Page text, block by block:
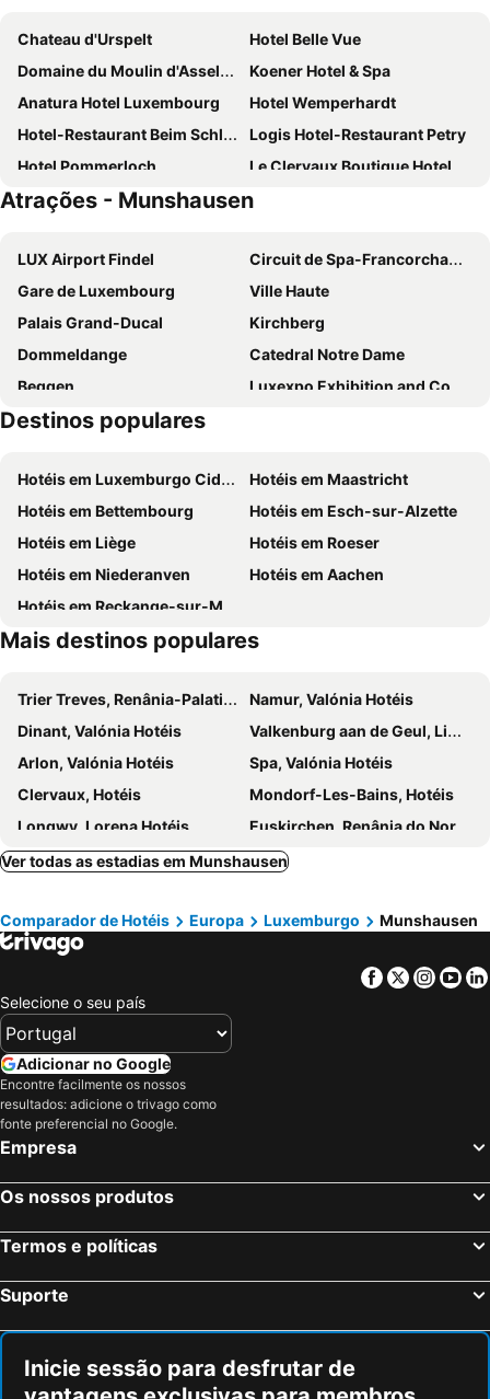
Chateau d'Urspelt
Hotel Belle Vue
Domaine du Moulin d'Asselborn
Koener Hotel & Spa
Anatura Hotel Luxembourg
Hotel Wemperhardt
Hotel-Restaurant Beim Schlass
Logis Hotel-Restaurant Petry
Hotel Pommerloch
Le Clervaux Boutique Hotel & Spa
Hotel du Commerce
Hotel Dirbach Plage
Cocoon Hotel La Rive
Hotel Le Postillon
Robbesscheier
Aux Tanneries de Wiltz
Sporthotel Leweck
Hotel - Restaurant DAHM
K-Stables
Logis Gourmet & Relax Wellness Hotel De La Sure
Auberge Aal Veinen
Hotel International
Hotel Des Nations
Auberge Du Relais Postal
Hotel Huberty Kautenbach
Keup
Cocoon Hotel Belair
Hotel Bissen
Hotel Heintz
Auberge de Vianden
Hotel-Restaurant Im Goldenen Grund
Atrações - Munshausen
LUX Airport Findel
Circuit de Spa-Francorchamps
Gare de Luxembourg
Ville Haute
Palais Grand-Ducal
Kirchberg
Dommeldange
Catedral Notre Dame
Beggen
Luxexpo Exhibition and Congress Center
Neudorf-Weimershof
Hollerich
Garer Quartier
Bahnhof Wasserbillig
Eifel Zoo
Plopsa Coo
Clausen
Schlass Klierf
Château de Vianden
Bastogne Historical Center
Barrage et Lac de Nisramont
Schieferstollen Recht
Bahnhof Erdorf
Gronn
Sport- und Freizeitzentrum Worriken
Bonnevoie Sud
Destinos populares
Hotéis em Luxemburgo Cidade
Hotéis em Maastricht
Hotéis em Bettembourg
Hotéis em Esch-sur-Alzette
Hotéis em Liège
Hotéis em Roeser
Hotéis em Niederanven
Hotéis em Aachen
Hotéis em Reckange-sur-Mess
Mais destinos populares
Trier Treves, Renânia-Palatinado Hotéis
Namur, Valónia Hotéis
Dinant, Valónia Hotéis
Valkenburg aan de Geul, Limburgo Hotéis
Arlon, Valónia Hotéis
Spa, Valónia Hotéis
Clervaux, Hotéis
Mondorf-Les-Bains, Hotéis
Longwy, Lorena Hotéis
Euskirchen, Renânia do Norte-Vestfália Hotéis
Vianden, Hotéis
Urspelt, Hotéis
Yutz, Lorena Hotéis
Pétange, Hotéis
Kerkrade, Limburgo Hotéis
Durbuy, Valónia Hotéis
Luxemburgo Cidade, Hotéis
Esch-sur-Alzette, Hotéis
Niederanven, Hotéis
Bascharage, Hotéis
Ver todas as estadias em Munshausen
Comparador de Hotéis Europa Luxemburgo Munshausen
Facebook
Twitter
Selecione o seu país
Adicionar no Google
Encontre facilmente os nossos
resultados: adicione o trivago como
fonte preferencial no Google.
Empresa
Os nossos produtos
Termos e políticas
Suporte
Inicie sessão para desfrutar de